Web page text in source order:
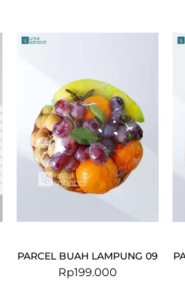
PARCEL BUAH LAMPUNG 09
Rp199.000